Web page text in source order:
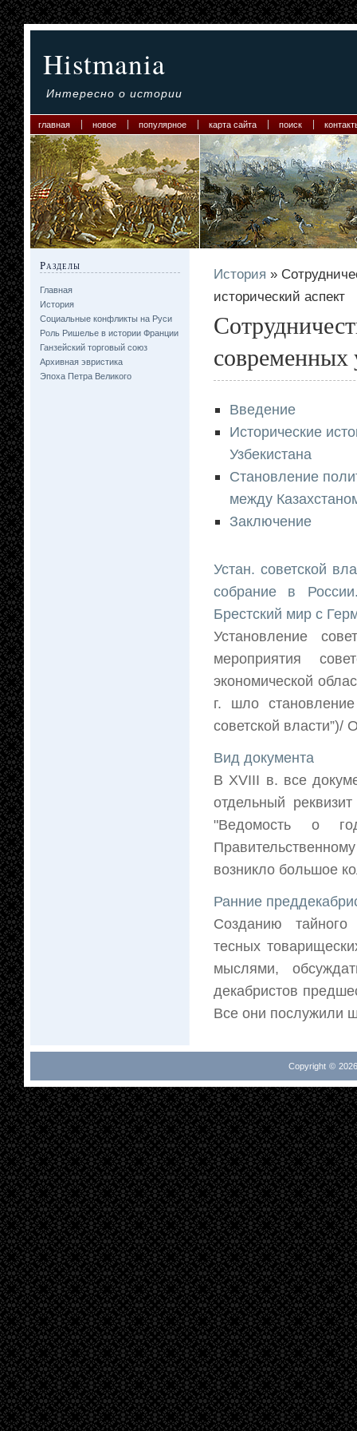
Histmania
Интересно о истории
главная новое популярное карта сайта поиск
Разделы
Главная
История
Социальные конфликты на Руси
Роль Ришелье в истории Франции
Ганзейский торговый союз
Архивная эвристика
Эпоха Петра Великого
История »
исторический аспект
современных
Введение
Исторические
Узбекистана
Становление
между
Заключение
Устан. советской
собрание в
Брестский мир с
Установление
мероприятия
экономической
г. шло
советской
Вид документа
В XVIII в. все
отдельный
"Ведомость о
возникло большое
Ранние
Созданию тайного
тесных
мыслями,
декабристов
Все они послужили
Copyright ©